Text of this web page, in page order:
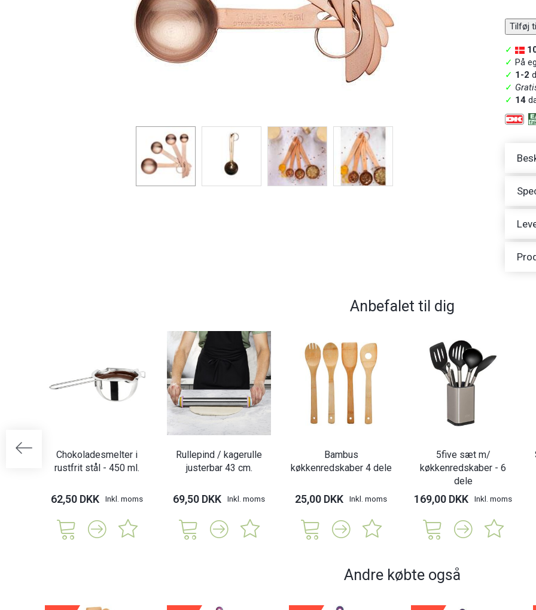
Tilføj
✓
✓ På
✓ 1-2
✓
✓ 14
Anbefalet til dig
Chokoladesmelter i
rustfrit stål - 450 ml.
62,50 DKK Inkl. moms
Rullepind / kagerulle
justerbar 43 cm.
69,50 DKK Inkl. moms
Bambus
køkkenredskaber 4 dele
25,00 DKK Inkl. moms
5five sæt m/
køkkenredskaber - 6
dele
169,00 DKK Inkl. moms
Andre købte også